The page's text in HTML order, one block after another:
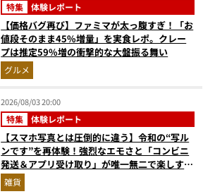
特集 体験レポート
【価格バグ再び】ファミマが太っ腹すぎ！「お
値段そのまま45%増量」を実食レポ。クレー
プは推定59%増の衝撃的な大盤振る舞い
グルメ
2026/08/03 20:00
特集 体験レポート
【スマホ写真とは圧倒的に違う】令和の“写ル
ンです”を再体験！強烈なエモさと「コンビニ
発送＆アプリ受け取り」が唯一無二で楽しすぎ
た雑貨